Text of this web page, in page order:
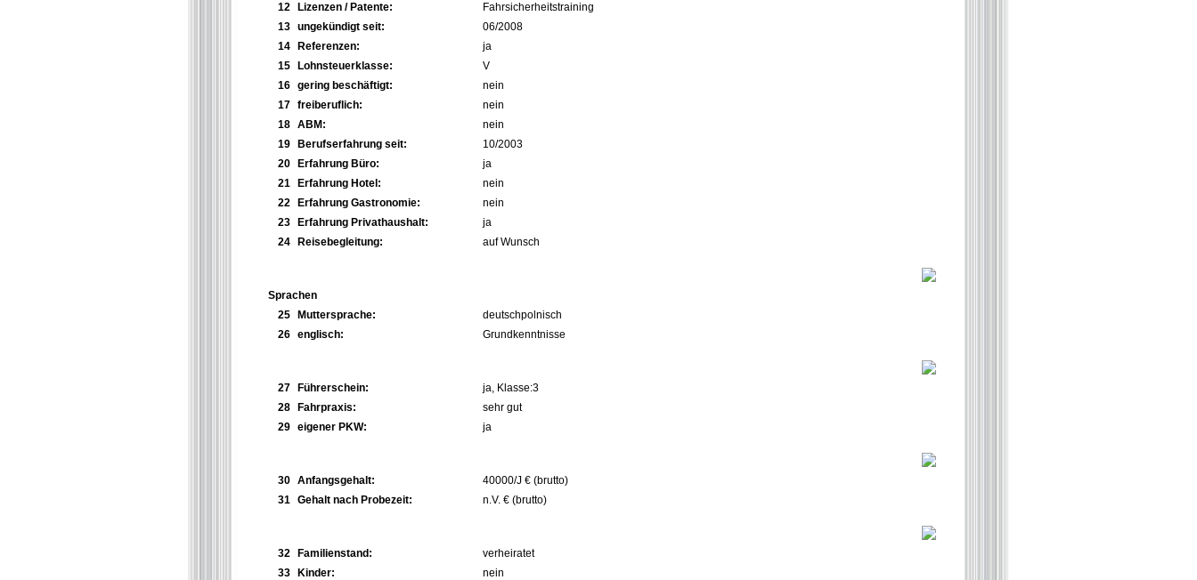
12
Lizenzen / Patente:
Fahrsicherheitstraining
13 ungekündigt seit:
06/2008
14
Referenzen:
ja
15
Lohnsteuerklasse:
V
16 gering beschäftigt:
nein
17 freiberuflich:
nein
18 ABM:
nein
19
Berufserfahrung seit:
10/2003
20
Erfahrung Büro:
ja
21
Erfahrung Hotel:
nein
22
Erfahrung Gastronomie:
nein
23
Erfahrung Privathaushalt:
ja
24
Reisebegleitung: auf Wunsch
Sprachen
25
Muttersprache:
deutschpolnisch
26 englisch: Grundkenntnisse
27 Führerschein:
ja, Klasse:3
28
Fahrpraxis:
sehr gut
29 eigener PKW: ja
30 Anfangsgehalt:
40000/J € (brutto)
31 Gehalt nach Probezeit: n.V. € (brutto)
32 Familienstand:
verheiratet
33
Kinder:
nein